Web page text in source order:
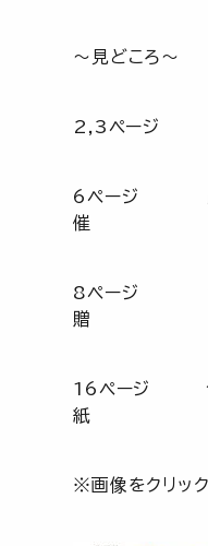
～見どころ～
2,3
6ページ 農
8ページ 青年
16ページ 今
※画像をクリッ